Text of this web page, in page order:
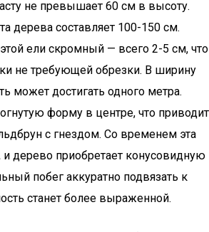
не превышает 60 см в высоту.
дерева составляет 100-150 см.
ели скромный — всего 2-5 см, что
не требующей обрезки. В ширину
может достигать одного метра.
форму в центре, что приводит
с гнездом. Со временем эта
и дерево приобретает конусовидную
побег аккуратно подвязать к
станет более выраженной.